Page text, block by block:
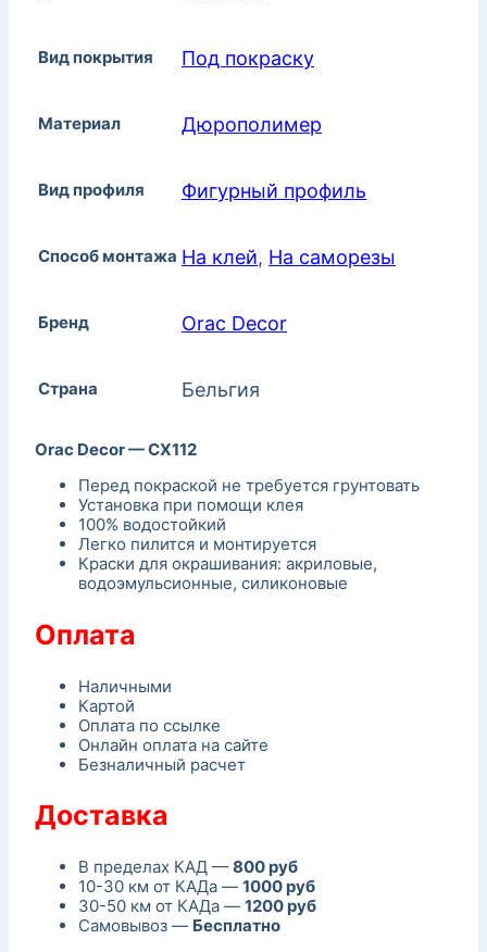
Вид покрытия Под покраску
Материал Дюрополимер
Вид профиля Фигурный профиль
Способ монтажа На клей, На саморезы
Бренд Orac Decor
Страна Бельгия
Orac Decor — CX112
Перед покраской не требуется грунтовать
Установка при помощи клея
100% водостойкий
Легко пилится и монтируется
Краски для окрашивания: акриловые,
водоэмульсионные, силиконовые
Оплата
Наличными
Картой
Оплата по ссылке
Онлайн оплата на сайте
Безналичный расчет
Доставка
В пределах КАД — 800 руб
10-30 км от КАДа — 1000 руб
30-50 км от КАДа — 1200 руб
Самовывоз — Бесплатно